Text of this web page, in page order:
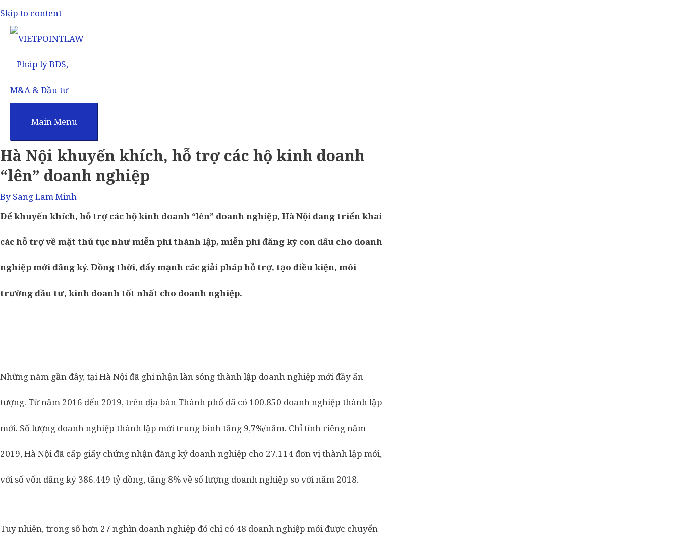
Skip to content
Main Menu
Hà Nội khuyến khích, hỗ trợ các hộ kinh doanh
“lên” doanh nghiệp
By Sang Lam Minh
Ðể khuyến khích, hỗ trợ các hộ kinh doanh “lên” doanh nghiệp, Hà Nội đang triển khai
các hỗ trợ về mặt thủ tục như miễn phí thành lập, miễn phí đăng ký con dấu cho doanh
nghiệp mới đăng ký. Ðồng thời, đẩy mạnh các giải pháp hỗ trợ, tạo điều kiện, môi
trường đầu tư, kinh doanh tốt nhất cho doanh nghiệp.
Những năm gần đây, tại Hà Nội đã ghi nhận làn sóng thành lập doanh nghiệp mới đầy ấn
tượng. Từ năm 2016 đến 2019, trên địa bàn Thành phố đã có 100.850 doanh nghiệp thành lập
mới. Số lượng doanh nghiệp thành lập mới trung bình tăng 9,7%/năm. Chỉ tính riêng năm
2019, Hà Nội đã cấp giấy chứng nhận đăng ký doanh nghiệp cho 27.114 đơn vị thành lập mới,
với số vốn đăng ký 386.449 tỷ đồng, tăng 8% về số lượng doanh nghiệp so với năm 2018.
Tuy nhiên, trong số hơn 27 nghìn doanh nghiệp đó chỉ có 48 doanh nghiệp mới được chuyển